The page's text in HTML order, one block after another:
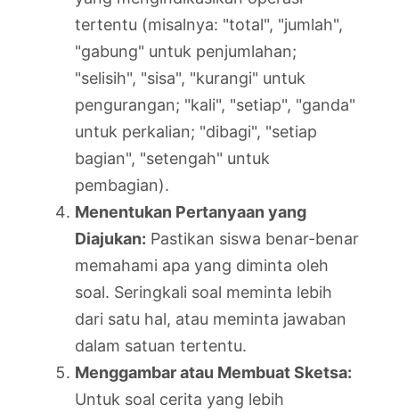
tertentu (misalnya: "total", "jumlah",
"gabung" untuk penjumlahan;
"selisih", "sisa", "kurangi" untuk
pengurangan; "kali", "setiap", "ganda"
untuk perkalian; "dibagi", "setiap
bagian", "setengah" untuk
pembagian).
Menentukan Pertanyaan yang
Diajukan: Pastikan siswa benar-benar
memahami apa yang diminta oleh
soal. Seringkali soal meminta lebih
dari satu hal, atau meminta jawaban
dalam satuan tertentu.
Menggambar atau Membuat Sketsa:
Untuk soal cerita yang lebih